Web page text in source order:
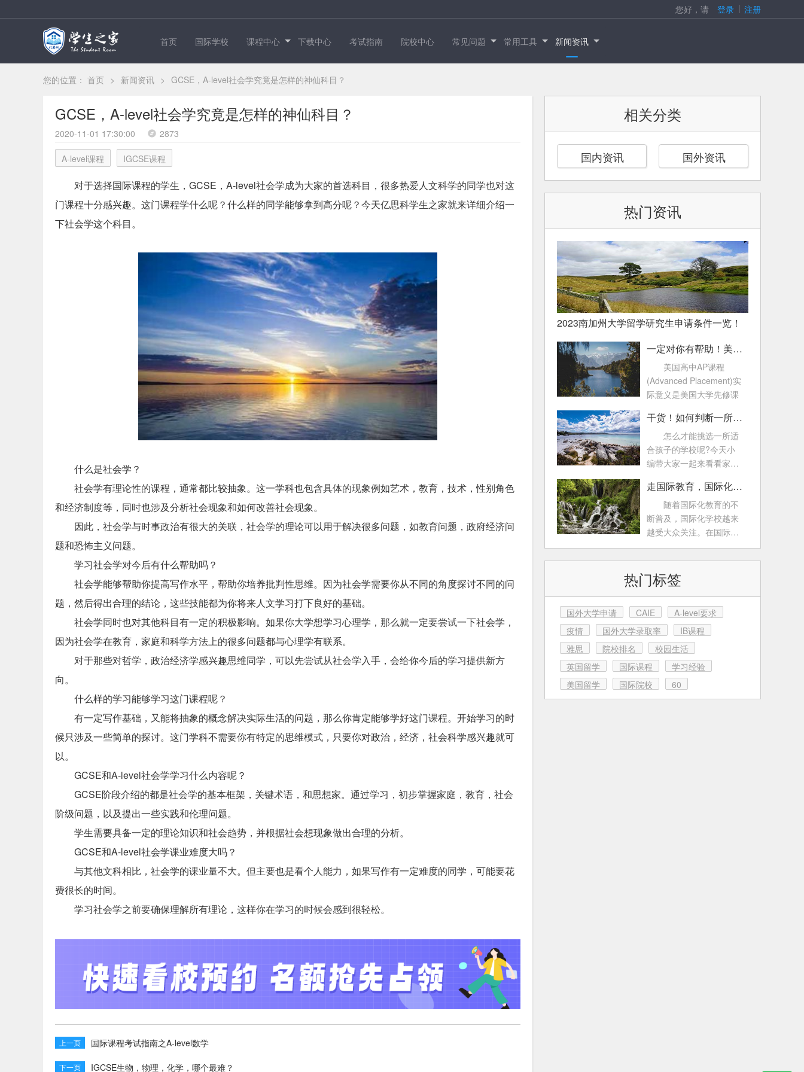
您好，请 登录 注册
首页 国际学校 课程中心 下载中心 考试指南 院校中心 常见问题 常用工具 新闻资讯
您的位置： 首页 > 新闻资讯 > GCSE，A-level社会学究竟是怎样的神仙科目？
GCSE，A-level社会学究竟是怎样的神仙科目？
2020-11-01 17:30:00 2873
A-level课程 IGCSE课程
对于选择国际课程的学生，GCSE，A-level社会学成为大家的首选科目，很多热爱人文科学的同学也对这
门课程十分感兴趣。这门课程学什么呢？什么样的同学能够拿到高分呢？今天亿思科学生之家就来详细介绍一
下社会学这个科目。
什么是社会学？
社会学有理论性的课程，通常都比较抽象。这一学科也包含具体的现象例如艺术，教育，技术，性别角色
和经济制度等，同时也涉及分析社会现象和如何改善社会现象。
因此，社会学与时事政治有很大的关联，社会学的理论可以用于解决很多问题，如教育问题，政府经济问
题和恐怖主义问题。
学习社会学对今后有什么帮助吗？
社会学能够帮助你提高写作水平，帮助你培养批判性思维。因为社会学需要你从不同的角度探讨不同的问
题，然后得出合理的结论，这些技能都为你将来人文学习打下良好的基础。
社会学同时也对其他科目有一定的积极影响。如果你大学想学习心理学，那么就一定要尝试一下社会学，
因为社会学在教育，家庭和科学方法上的很多问题都与心理学有联系。
对于那些对哲学，政治经济学感兴趣思维同学，可以先尝试从社会学入手，会给你今后的学习提供新方
向。
什么样的学习能够学习这门课程呢？
有一定写作基础，又能将抽象的概念解决实际生活的问题，那么你肯定能够学好这门课程。开始学习的时
候只涉及一些简单的探讨。这门学科不需要你有特定的思维模式，只要你对政治，经济，社会科学感兴趣就可
以。
GCSE和A-level社会学学习什么内容呢？
GCSE阶段介绍的都是社会学的基本框架，关键术语，和思想家。通过学习，初步掌握家庭，教育，社会
阶级问题，以及提出一些实践和伦理问题。
学生需要具备一定的理论知识和社会趋势，并根据社会想现象做出合理的分析。
GCSE和A-level社会学课业难度大吗？
与其他文科相比，社会学的课业量不大。但主要也是看个人能力，如果写作有一定难度的同学，可能要花
费很长的时间。
学习社会学之前要确保理解所有理论，这样你在学习的时候会感到很轻松。
上一页 国际课程考试指南之A-level数学
下一页 IGCSE生物，物理，化学，哪个最难？
相关分类
国内资讯 国外资讯
热门资讯
2023南加州大学留学研究生申请条件一览！
一定对你有帮助！美国高中AP课程常见问题！
美国高中AP课程
(Advanced Placement)实
际意义是美国大学先修课
干货！如何判断一所国际化学校好不好
怎么才能挑选一所适
合孩子的学校呢?今天小
编带大家一起来看看家长
走国际教育，国际化学校的这些考试一定要知道！
随着国际化教育的不
断普及，国际化学校越来
越受大众关注。在国际教
育这条路上，很多家
热门标签
国外大学申请 CAIE
A-level要求
疫情
国外大学录取率
IB课程
雅思
院校排名
校园生活
英国留学
国际课程
学习经验
美国留学
国际院校 60